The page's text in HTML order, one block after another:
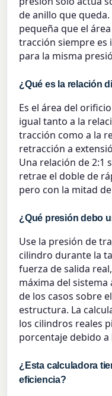
de anillo que
pequeña que el
tracción siempre es
para la misma
¿Qué es la relación
Es el área del
igual tanto a la
tracción como a la
retracción a
Una relación de 2:1
retrae el doble de
pero con la mitad
¿Qué presión debo
Use la presión de
cilindro durante la
fuerza de salida
máxima del
de los casos sobre
estructura. La
los cilindros reales
porcentaje debido
¿Esta calculadora
eficiencia?